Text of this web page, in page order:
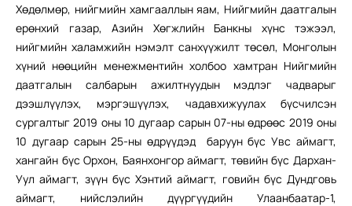
Хөдөлмөр, нийгмийн хамгааллын яам, Нийгмийн даатгалын
ерөнхий газар, Азийн Хөгжлийн Банкны хүнс тэжээл,
нийгмийн халамжийн нэмэлт санхүүжилт төсөл, Монголын
хүний нөөцийн менежментийн холбоо хамтран Нийгмийн
даатгалын салбарын ажилтнуудын мэдлэг чадварыг
дээшлүүлэх, мэргэшүүлэх, чадавхижуулах бүсчилсэн
сургалтыг 2019 оны 10 дугаар сарын 07-ны өдрөөс 2019 оны
10 дугаар сарын 25-ны өдрүүдэд баруун бүс Увс аймагт,
хангайн бүс Орхон, Баянхонгор аймагт, төвийн бүс Дархан-
Уул аймагт, зүүн бүс Хэнтий аймагт, говийн бүс Дундговь
аймагт, нийслэлийн дүүргүүдийн Улаанбаатар-1,